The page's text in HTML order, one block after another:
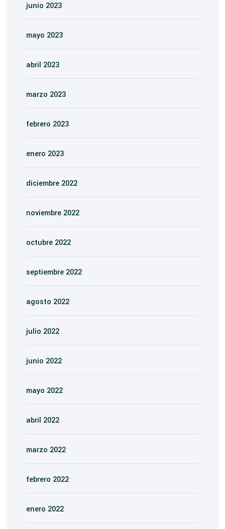
junio 2023
mayo 2023
abril 2023
marzo 2023
febrero 2023
enero 2023
diciembre 2022
noviembre 2022
octubre 2022
septiembre 2022
agosto 2022
julio 2022
junio 2022
mayo 2022
abril 2022
marzo 2022
febrero 2022
enero 2022